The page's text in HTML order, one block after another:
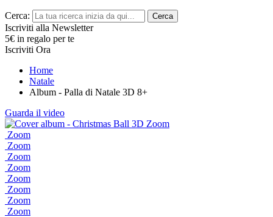
Cerca: Cerca
Iscriviti alla Newsletter
5€ in regalo per te
Iscriviti Ora
Home
Natale
Album - Palla di Natale 3D 8+
Guarda il video
Zoom
Zoom
Zoom
Zoom
Zoom
Zoom
Zoom
Zoom
Zoom